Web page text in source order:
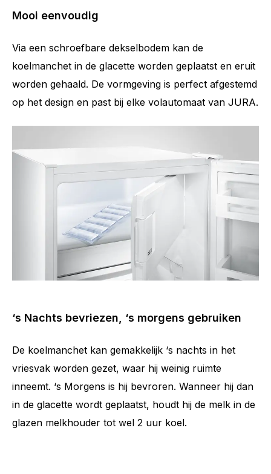
Mooi eenvoudig
Via een schroefbare dekselbodem kan de
koelmanchet in de glacette worden geplaatst en eruit
worden gehaald. De vormgeving is perfect afgestemd
op het design en past bij elke volautomaat van JURA.
‘s Nachts bevriezen, ‘s morgens gebruiken
De koelmanchet kan gemakkelijk ‘s nachts in het
vriesvak worden gezet, waar hij weinig ruimte
inneemt. ‘s Morgens is hij bevroren. Wanneer hij dan
in de glacette wordt geplaatst, houdt hij de melk in de
glazen melkhouder tot wel 2 uur koel.